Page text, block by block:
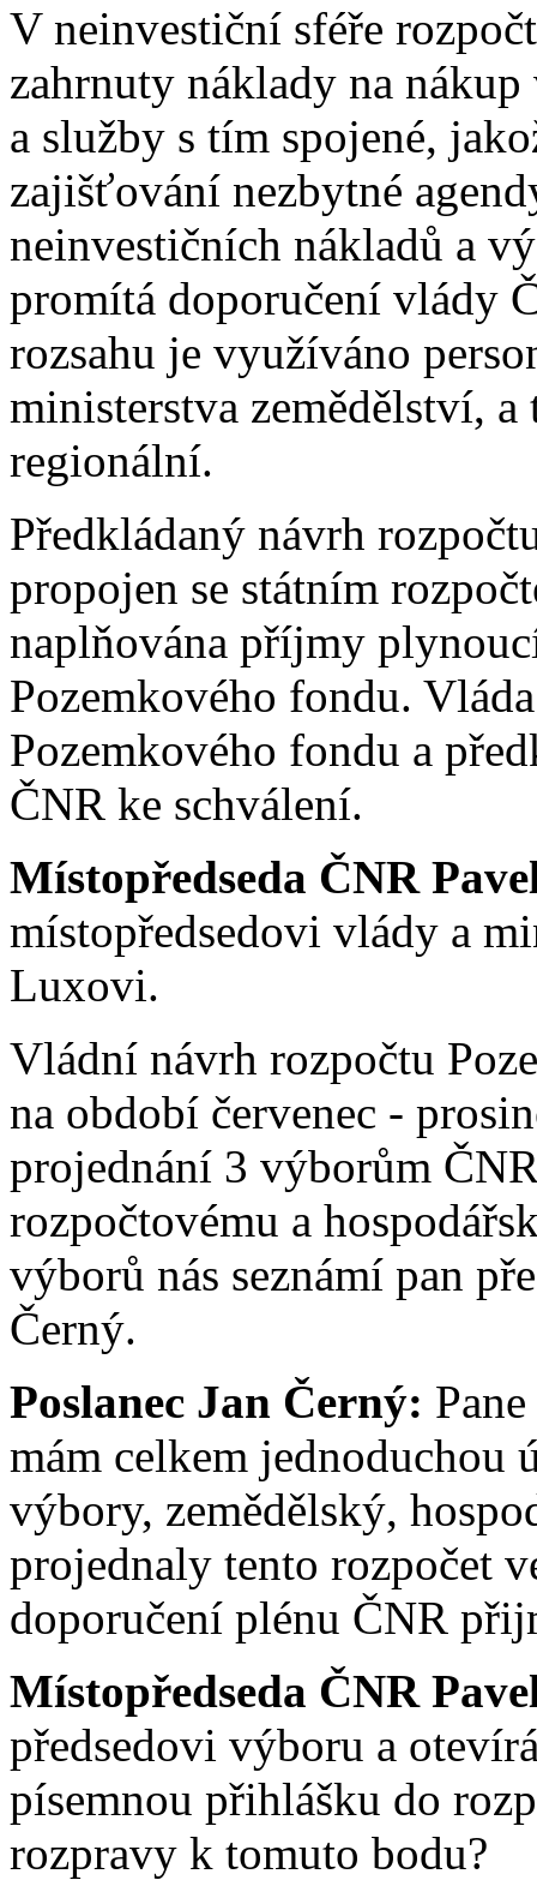
V neinvestiční sféře
zahrnuty náklady na
a služby s tím spojené,
zajišťování nezbytné
neinvestičních nákladů a
promítá doporučení vlády
rozsahu je využíváno
ministerstva zemědělství,
regionální.
Předkládaný návrh
propojen se státním
naplňována příjmy
Pozemkového fondu.
Pozemkového fondu a
ČNR ke schválení.
Místopředseda ČNR
místopředsedovi vlády a
Luxovi.
Vládní návrh rozpočtu
na období červenec -
projednání 3 výborům
rozpočtovému a
výborů nás seznámí pan
Černý.
Poslanec Jan Černý:
mám celkem jednoduchou
výbory, zemědělský,
projednaly tento rozpočet
doporučení plénu ČNR
Místopředseda ČNR
předsedovi výboru a
písemnou přihlášku do
rozpravy k tomuto bodu?